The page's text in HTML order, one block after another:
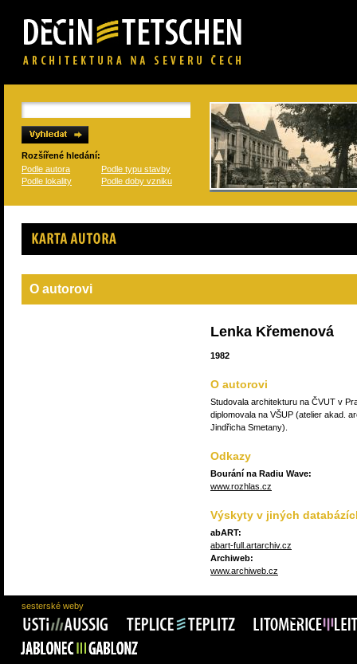
Rozšířené hledání:
Podle autora
Podle typu stavby
Podle lokality
Podle doby vzniku
Karta autora
O autorovi
Lenka Křemenová
1982
O autorovi
Studovala architekturu na ČVUT v
diplomovala na VŠUP (atelier akad.
Jindřicha Smetany).
Odkazy
Bourání na Radiu Wave:
www.rozhlas.cz
Výskyty v jiných
abART:
abart-full.artarchiv.cz
Archiweb:
www.archiweb.cz
sesterské weby